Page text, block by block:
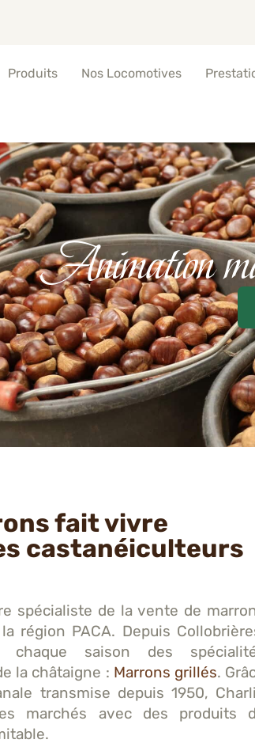
Produits Nos Locomotives
Animation
fait vivre
castanéiculteurs
spécialiste de la vente de
région PACA. Depuis
chaque saison des
la châtaigne : Marrons grillés.
transmise depuis 1950,
marchés avec des produits